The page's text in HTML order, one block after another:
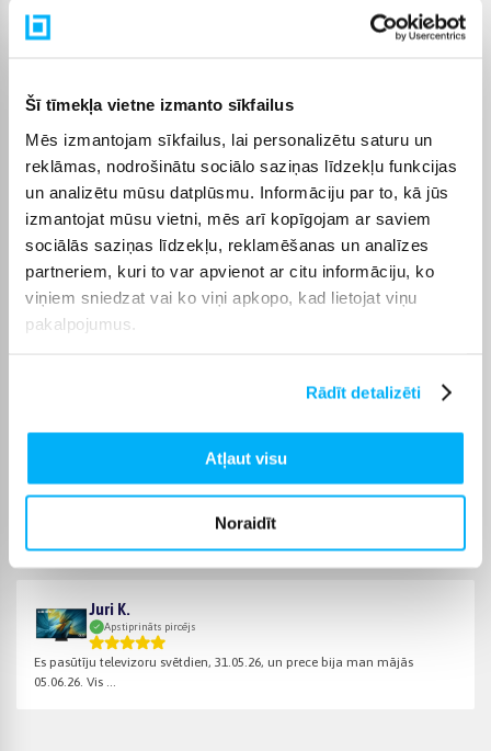
Šī tīmekļa vietne izmanto sīkfailus
Mēs izmantojam sīkfailus, lai personalizētu saturu un
reklāmas, nodrošinātu sociālo saziņas līdzekļu funkcijas
un analizētu mūsu datplūsmu. Informāciju par to, kā jūs
izmantojat mūsu vietni, mēs arī kopīgojam ar saviem
sociālās saziņas līdzekļu, reklamēšanas un analīzes
partneriem, kuri to var apvienot ar citu informāciju, ko
viņiem sniedzat vai ko viņi apkopo, kad lietojat viņu
pakalpojumus.
Rādīt detalizēti
Atļaut visu
Noraidīt
BIGBOX.LV piedāvā iespēju par pirkumu norēķināties 6
ir pieejama visā Latvijā: piegāde uz pakomātiem maksā no 2,99
€, bet pasūtījumiem virs 499 € piegāde uz pakomātu ir bez
maksas; kurjera piegāde maksā no 3,99 €. Precīzs katras
preces piegādes termiņš vienmēr ir norādīts konkrētās preces
lapā.
Piemērotu preci no kategorijas SAMSUNG televizori
piegādāsim norādītajā termiņā, lai pirkumu internetā varētu
saņemt jums ērtā veidā.
Pircēju atsauksmes par precēm
Apstiprināts pircējs
Lieliska lieta. Pilnīgi vieds. Praktiski pats ieslēdzas un skatās. Tam
Juri K.
Apstiprināts pircējs
Es pasūtīju televizoru svētdien, 31.05.26, un prece bija man mājās
05.06.26. Vis ...